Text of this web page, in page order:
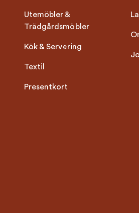
Utemöbler &
Trädgårdsmöbler
Kök & Servering
Textil
Presentkort